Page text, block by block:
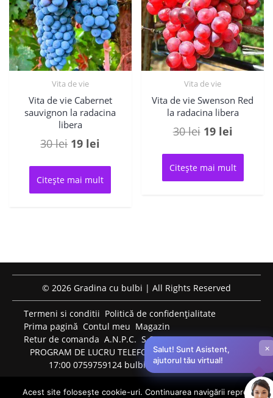
Vita de vie
Vita de vie Cabernet
sauvignon la radacina
libera
30lei Prețul
a
fost:
19 lei
este:
19 lei.
Citește mai mult
Vita de vie
Vita de vie Swenson Red
la radacina libera
30lei Prețul
a
fost:
19 leiPrețul
este:
19 lei.
Citește mai mult
© 2026 Gradina cu bulbi | All Rights Reserved
Termeni si conditii Politică de confidențialitate
Prima pagină Contul meu Magazin
Retur de comanda A.N.P.C. S.O.L.
PROGRAM DE LUCRU TELEFONIC: LUNI-VINERI: 09:00-
17:00 0759759124 bulbiflori.ro@gmail.com
Salut! Sunt Asistent,
ajutorul tău virtual!
×
Acest site folosește cookie-uri. Continuarea navigării reprezintă